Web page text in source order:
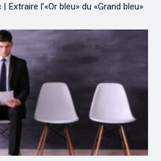
Extraire l’«Or bleu» du «Grand bleu»